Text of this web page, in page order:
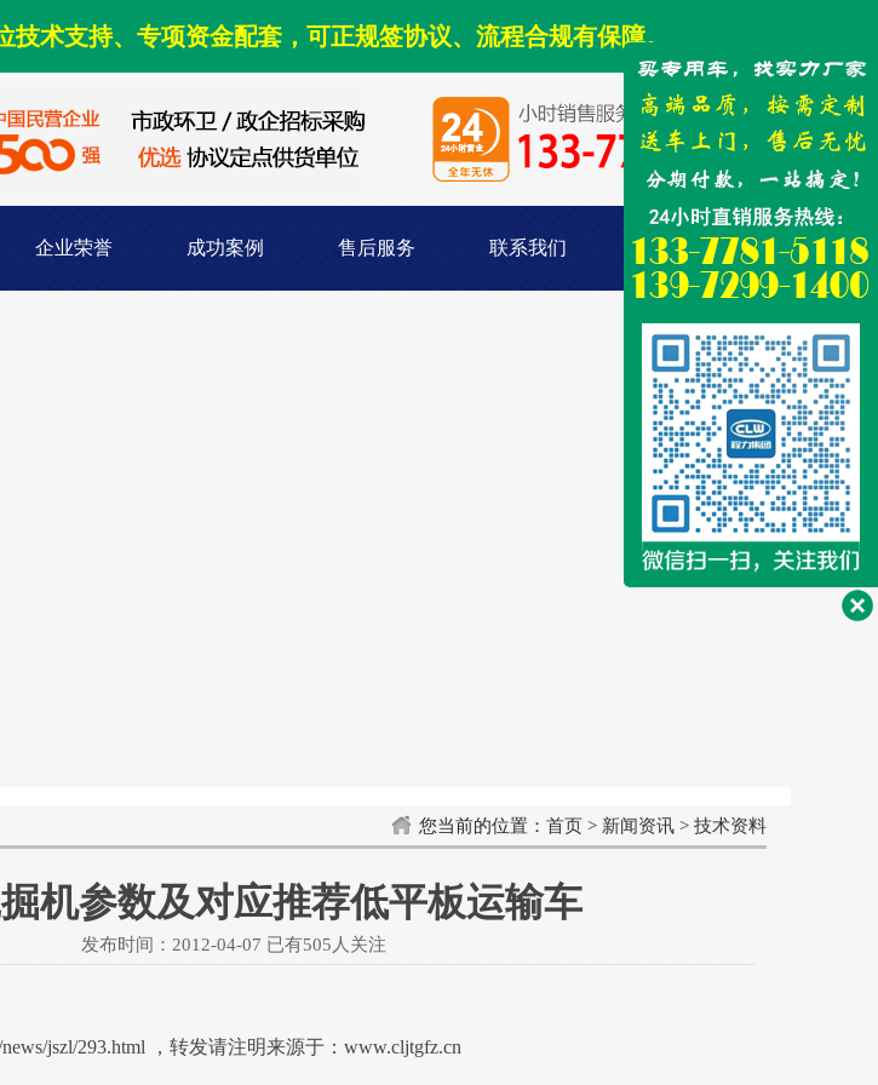
术支持、专项资金配套，可正规签协议、流程合规有保障。
企业荣誉 成功案例 售后服务 联系我们
您当前的位置： 首页 > 新闻资讯 > 技术资料
机参数及对应推荐低平板运输车
发布时间：2012-04-07 已有505人关注
jszl/293.html ，转发请注明来源于：www.cljtgfz.cn